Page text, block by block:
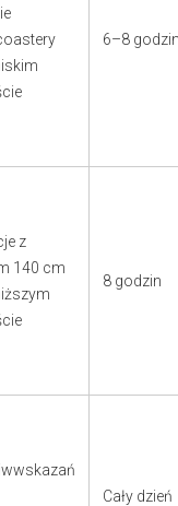
6–8
z
140 cm
8 godzin
Cały dzień